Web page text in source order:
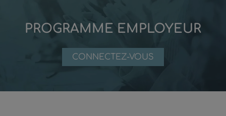
PROGRAMME EMPLOYEUR
CONNECTEZ-VOUS